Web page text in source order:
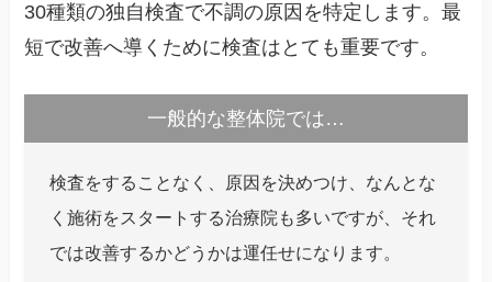
30種類の独自検査で不調の原因を特定します。最
短で改善へ導くために検査はとても重要です。
一般的な整体院では…
検査をすることなく、原因を決めつけ、なんとな
く施術をスタートする治療院も多いですが、それ
では改善するかどうかは運任せになります。